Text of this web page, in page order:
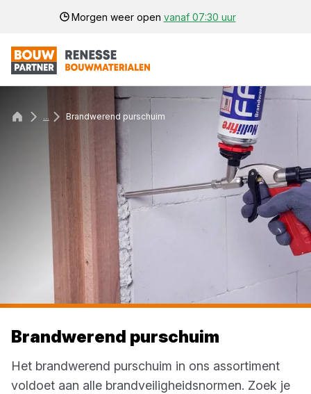
Morgen weer open vanaf 07:30 uur
... Brandwerend purschuim
Brandwerend purschuim
Het brandwerend purschuim in ons assortiment
voldoet aan alle brandveiligheidsnormen. Zoek je